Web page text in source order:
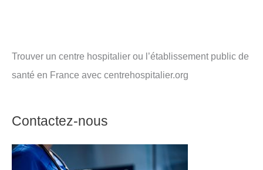
Trouver un centre hospitalier ou l’établissement public de
santé en France avec centrehospitalier.org
Contactez-nous